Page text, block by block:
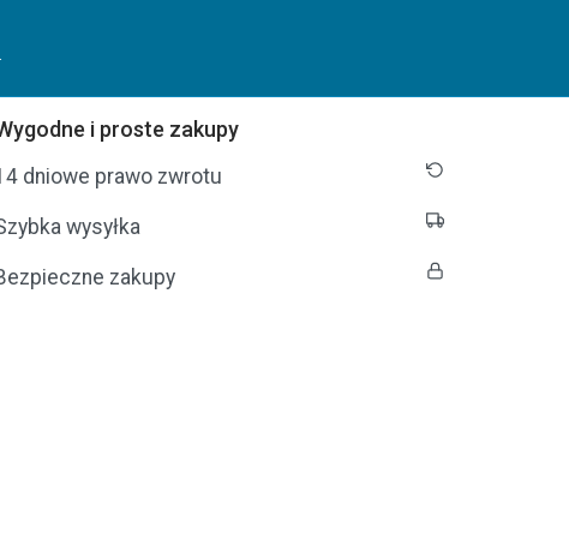
i proste zakupy
dniowe prawo zwrotu
wysyłka
zakupy